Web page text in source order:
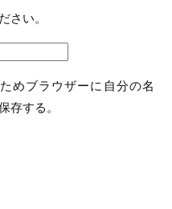
さい。
めブラウザーに自分の名
存する。